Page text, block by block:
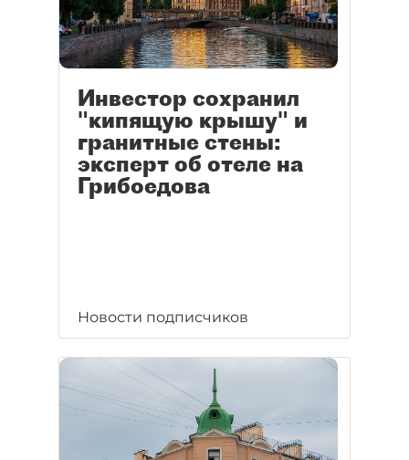
Инвестор сохранил
"кипящую крышу" и
гранитные стены:
эксперт об отеле на
Грибоедова
Новости подписчиков